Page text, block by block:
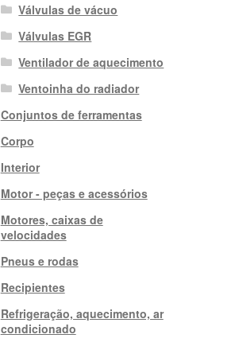
Válvulas de vácuo
Válvulas EGR
Ventilador de aquecimento
Ventoinha do radiador
Conjuntos de ferramentas
Corpo
Interior
Motor - peças e acessórios
Motores, caixas de
velocidades
Pneus e rodas
Recipientes
Refrigeração, aquecimento, ar
condicionado